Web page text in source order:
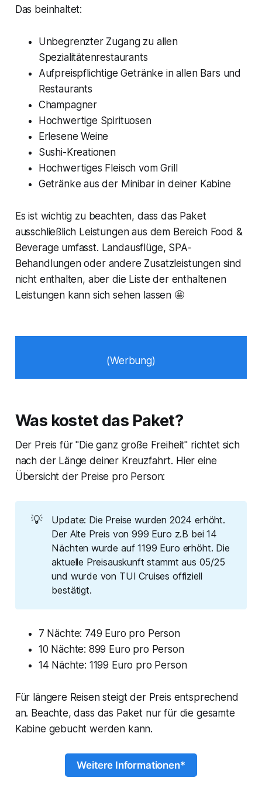
Das beinhaltet:
Unbegrenzter Zugang zu allen
Spezialitätenrestaurants
Aufpreispflichtige Getränke in allen Bars und
Restaurants
Champagner
Hochwertige Spirituosen
Erlesene Weine
Sushi-Kreationen
Hochwertiges Fleisch vom Grill
Getränke aus der Minibar in deiner Kabine
Es ist wichtig zu beachten, dass das Paket
ausschließlich Leistungen aus dem Bereich Food &
Beverage umfasst. Landausflüge, SPA-
Behandlungen oder andere Zusatzleistungen sind
nicht enthalten, aber die Liste der enthaltenen
Leistungen kann sich sehen lassen 🤩
(Werbung)
Was kostet das Paket?
Der Preis für "Die ganz große Freiheit" richtet sich
nach der Länge deiner Kreuzfahrt. Hier eine
Übersicht der Preise pro Person:
💡
Update: Die Preise wurden 2024 erhöht.
Der Alte Preis von 999 Euro z.B bei 14
Nächten wurde auf 1199 Euro erhöht. Die
aktuelle Preisauskunft stammt aus 05/25
und wurde von TUI Cruises offiziell
bestätigt.
7 Nächte: 749 Euro pro Person
10 Nächte: 899 Euro pro Person
14 Nächte: 1199 Euro pro Person
Für längere Reisen steigt der Preis entsprechend
an. Beachte, dass das Paket nur für die gesamte
Kabine gebucht werden kann.
Weitere Informationen*